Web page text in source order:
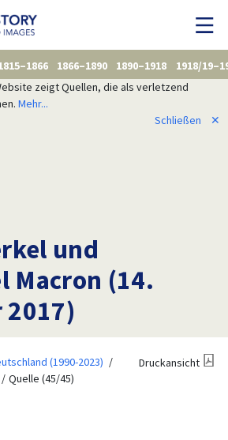
1866–1890 1890–1918
1918/
zeigt Quellen, die als verletzend
Mehr...
Schließen
✕
und
Macron (14.
2017)
(1990-2023)
Quelle (45/45)
Druckansicht